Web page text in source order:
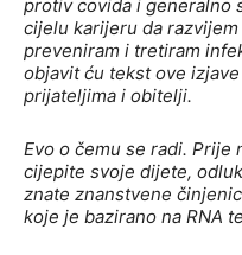
protiv covida i generalno
cijelu karijeru da
preveniram i tretiram
objavit ću tekst ove
prijateljima i obitelji.
Evo o čemu se radi. Prije
cijepite svoje dijete,
znate znanstvene
koje je bazirano na RNA